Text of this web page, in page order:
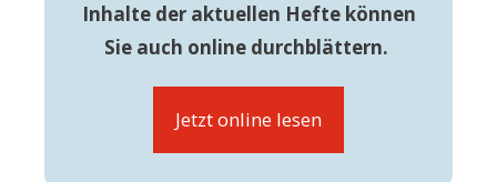
Inhalte der aktuellen Hefte können
Sie auch online durchblättern.
Jetzt online lesen